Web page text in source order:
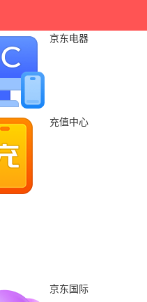
京东电器
充值中心
京东国际